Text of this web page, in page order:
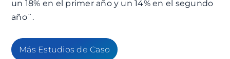
un 18% en el primer año y un 14% en el segundo
año¨.
Más Estudios de Caso